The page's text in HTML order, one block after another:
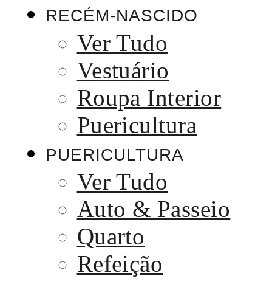
RECÉM-NASCIDO
Ver Tudo
Vestuário
Roupa Interior
Puericultura
PUERICULTURA
Ver Tudo
Auto & Passeio
Quarto
Refeição